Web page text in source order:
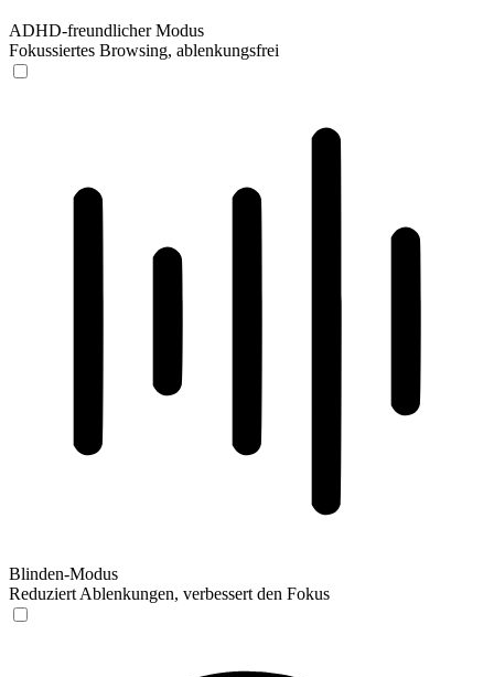
ADHD-freundlicher Modus
Fokussiertes Browsing, ablenkungsfrei
Blinden-Modus
Reduziert Ablenkungen, verbessert den Fokus